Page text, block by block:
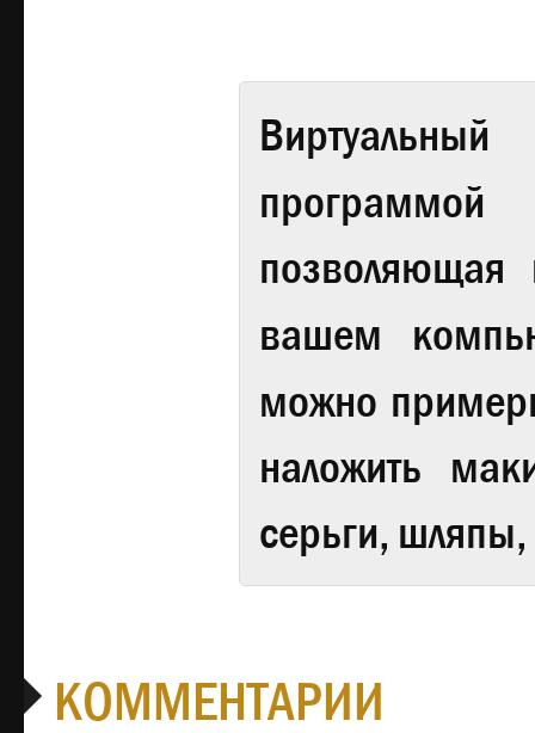
Виртуальный
вашем
можно
наложить
серьги,
КОММЕНТАРИИ